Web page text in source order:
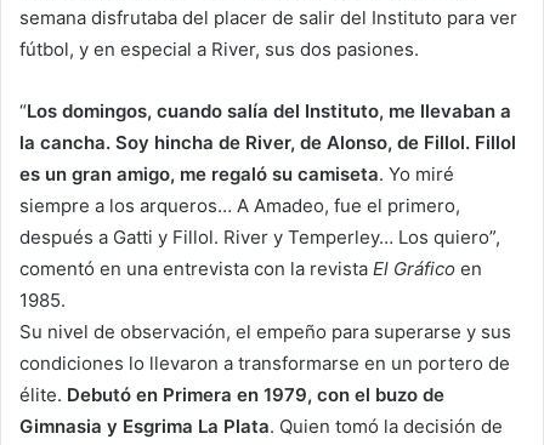
semana disfrutaba del placer de salir del Instituto para ver
fútbol, y en especial a River, sus dos pasiones.
“Los domingos, cuando salía del Instituto, me llevaban a
la cancha. Soy hincha de River, de Alonso, de Fillol. Fillol
es un gran amigo, me regaló su camiseta. Yo miré
siempre a los arqueros… A Amadeo, fue el primero,
después a Gatti y Fillol. River y Temperley… Los quiero”,
comentó en una entrevista con la revista El Gráfico en
1985.
Su nivel de observación, el empeño para superarse y sus
condiciones lo llevaron a transformarse en un portero de
élite. Debutó en Primera en 1979, con el buzo de
Gimnasia y Esgrima La Plata. Quien tomó la decisión de